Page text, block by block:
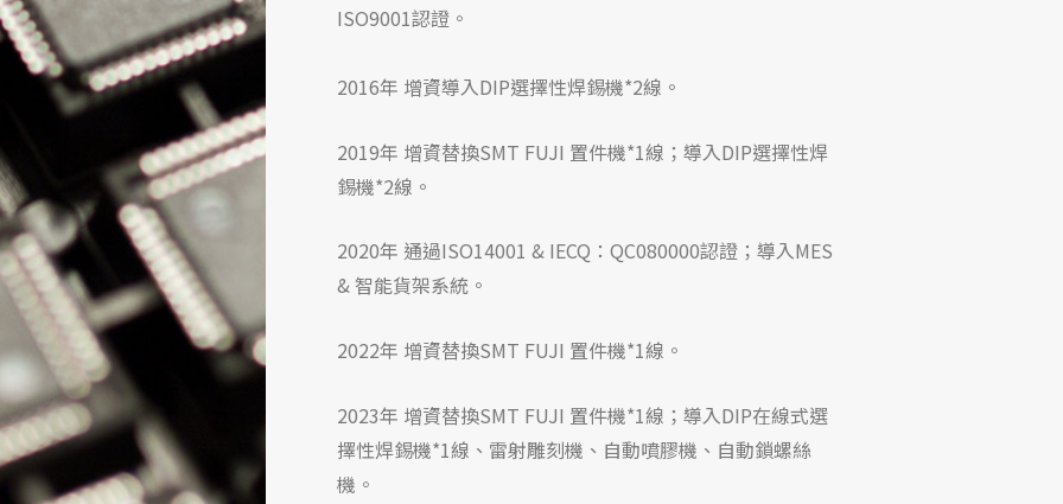
ISO9001認證。
2016年 增資導入DIP選擇性焊錫機*2線。
2019年 增資替換SMT FUJI 置件機*1線；導入DIP選擇性焊
錫機*2線 。
2020年 通過ISO14001 & IECQ：QC080000認證；導入MES
& 智能貨架系統 。
2022年 增資替換SMT FUJI 置件機*1線。
2023年 增資替換SMT FUJI 置件機*1線；導入DIP在線式選
擇性焊錫機*1線、雷射雕刻機、自動噴膠機、自動鎖螺絲
機 。